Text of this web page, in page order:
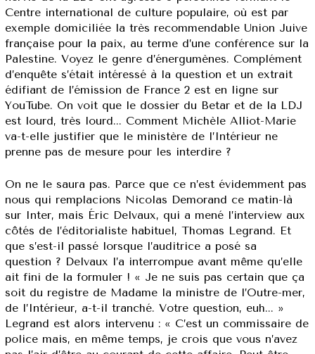
Centre international de culture populaire, où est par
exemple domiciliée la très recommendable Union Juive
française pour la paix, au terme d’une conférence sur la
Palestine. Voyez le genre d’énergumènes. Complément
d’enquête s’était intéressé à la question et un extrait
édifiant de l’émission de France 2 est en ligne sur
YouTube. On voit que le dossier du Betar et de la LDJ
est lourd, très lourd... Comment Michèle Alliot-Marie
va-t-elle justifier que le ministère de l’Intérieur ne
prenne pas de mesure pour les interdire ?
On ne le saura pas. Parce que ce n’est évidemment pas
nous qui remplacions Nicolas Demorand ce matin-là
sur Inter, mais Éric Delvaux, qui a mené l’interview aux
côtés de l’éditorialiste habituel, Thomas Legrand. Et
que s’est-il passé lorsque l’auditrice a posé sa
question ? Delvaux l’a interrompue avant même qu’elle
ait fini de la formuler ! « Je ne suis pas certain que ça
soit du registre de Madame la ministre de l’Outre-mer,
de l’Intérieur, a-t-il tranché. Votre question, euh... »
Legrand est alors intervenu : « C’est un commissaire de
police mais, en même temps, je crois que vous n’avez